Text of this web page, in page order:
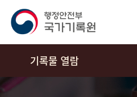
기록물 열람